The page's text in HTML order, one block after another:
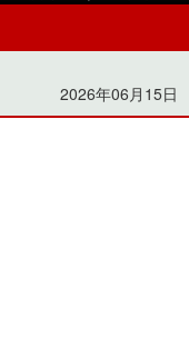
2026年06月15日